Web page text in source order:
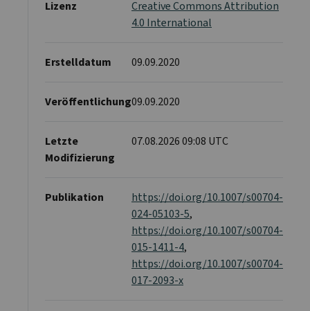
Lizenz
Creative Commons Attribution
4.0 International
Erstelldatum 09.09.2020
Veröffentlichung09.09.2020
Letzte
Modifizierung
07.08.2026 09:08 UTC
Publikation
https://doi.org/10.1007/s00704-
024-05103-5,
https://doi.org/10.1007/s00704-
015-1411-4,
https://doi.org/10.1007/s00704-
017-2093-x